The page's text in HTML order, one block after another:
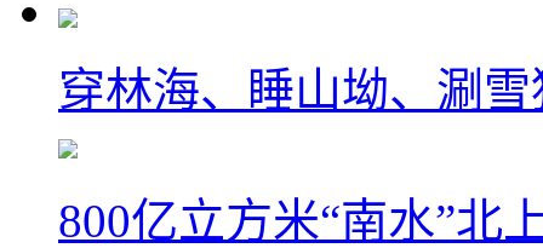
穿林海、睡山坳、涮
800亿立方米“南水”北